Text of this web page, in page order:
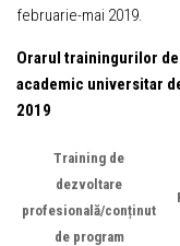
februarie-mai 2019.
Orarul trainingurilor
academic universitar
2019
Training de
dezvoltare
profesională/conținut
de program